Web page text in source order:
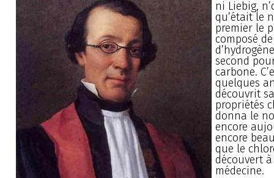
ni Liebig,
qu’était le
premier le
composé
second
carbone.
quelques
découvrit
propriétés
donna le
encore
encore
que le
découvert
médecine.